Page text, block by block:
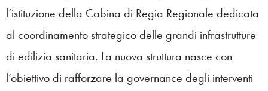
l’istituzione della Cabina di Regia Regionale dedicata
al coordinamento strategico delle grandi infrastrutture
di edilizia sanitaria. La nuova struttura nasce con
l’obiettivo di rafforzare la governance degli interventi